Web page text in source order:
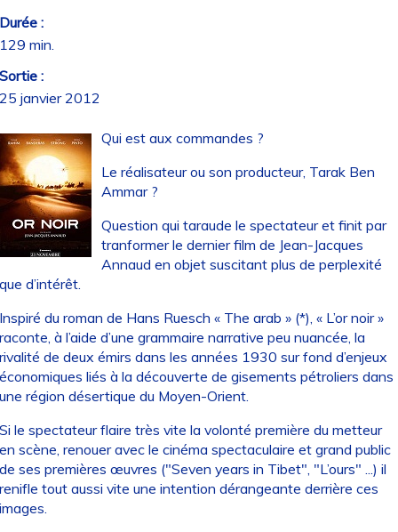
:
min.
:
janvier 2012
Qui est aux commandes ?
Le réalisateur ou son producteur, Tarak Ben
Ammar ?
Question qui taraude le spectateur et finit par
tranformer le dernier film de Jean-Jacques
Annaud en objet suscitant plus de perplexité
d’intérêt.
du roman de Hans Ruesch « The arab » (*), « L’or noir »
à l’aide d’une grammaire narrative peu nuancée, la
de deux émirs dans les années 1930 sur fond d’enjeux
liés à la découverte de gisements pétroliers dans
région désertique du Moyen-Orient.
le spectateur flaire très vite la volonté première du metteur
scène, renouer avec le cinéma spectaculaire et grand public
ses premières œuvres ("Seven years in Tibet", "L’ours" ...) il
tout aussi vite une intention dérangeante derrière ces